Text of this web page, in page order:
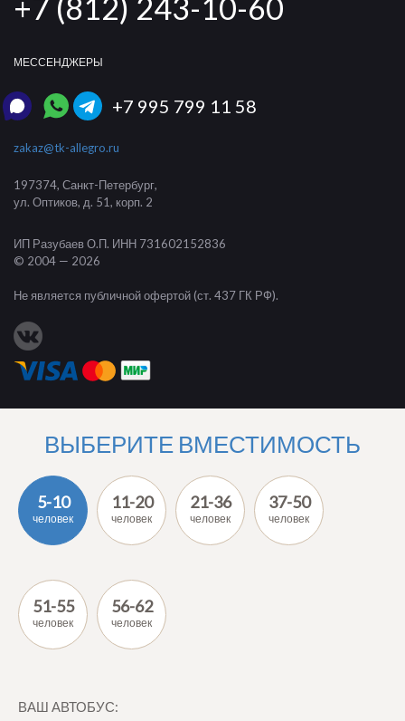
+7 (812) 243-10-60
МЕССЕНДЖЕРЫ
+7 995 799 11 58
zakaz@tk-allegro.ru
197374, Санкт-Петербург,
ул. Оптиков, д. 51, корп. 2
ИП Разубаев О.П. ИНН 731602152836
© 2004 — 2026
Не является публичной офертой (ст. 437 ГК РФ).
ВЫБЕРИТЕ ВМЕСТИМОСТЬ
5-10
человек
11-20
человек
21-36
человек
37-50
человек
51-55
человек
56-62
человек
ВАШ АВТОБУС: